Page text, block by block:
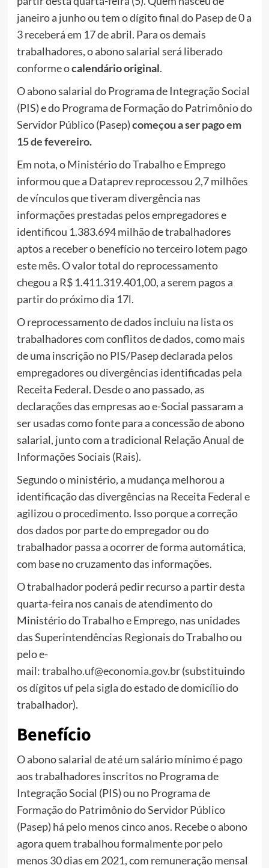
janeiro a junho ou tem o dígito final do Pasep de 0 a
3 receberá em 17 de abril. Para os demais
trabalhadores, o abono salarial será liberado
conforme ocalendário original.
O abono salarial do Programa de Integração Social
(PIS) e do Programa de Formação do Patrimônio do
Servidor Público (Pasep)começou a ser pago em
15 de fevereiro.
Em nota, o Ministério do Trabalho e Emprego
informou que a Dataprev reprocessou 2,7 milhões
de vínculos que tiveram divergência nas
informações prestadas pelos empregadores e
identificou 1.383.694 milhão de trabalhadores
aptos a receber o benefício no terceiro lotem pago
este mês. O valor total do reprocessamento
chegou a R$ 1.411.319.401,00, a serem pagos a
partir do próximo dia 17l.
O reprocessamento de dados incluiu na lista os
trabalhadores com conflitos de dados, como mais
de uma inscrição no PIS/Pasep declarada pelos
empregadores ou divergências identificadas pela
Receita Federal. Desde o ano passado, as
declarações das empresas ao e-Social passaram a
ser usadas como fonte para a concessão de abono
salarial, junto com a tradicional Relação Anual de
Informações Sociais (Rais).
Segundo o ministério, a mudança melhorou a
identificação das divergências na Receita Federal e
agilizou o procedimento. Isso porque a correção
dos dados por parte do empregador ou do
trabalhador passa a ocorrer de forma automática,
com base no cruzamento das informações.
O trabalhador poderá pedir recurso a partir desta
quarta-feira nos canais de atendimento do
Ministério do Trabalho e Emprego, nas unidades
das Superintendências Regionais do Trabalho ou
pelo e-
mail:trabalho.uf@economia.gov.br(substituindo
os dígitos uf pela sigla do estado de domicílio do
trabalhador).
Benefício
O abono salarial de até um salário mínimo é pago
aos trabalhadores inscritos no Programa de
Integração Social (PIS) ou no Programa de
Formação do Patrimônio do Servidor Público
(Pasep) há pelo menos cinco anos. Recebe o abono
agora quem trabalhou formalmente por pelo
menos 30 dias em 2021, com remuneração mensal